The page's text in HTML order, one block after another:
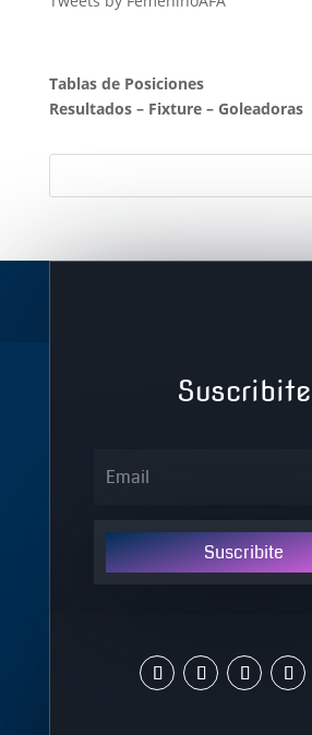
Tablas de Posiciones
Resultados– Fixture– Goleadoras
Suscribite
Suscribite